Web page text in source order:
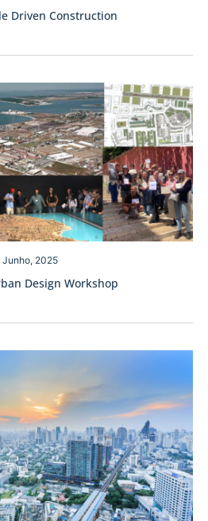
Driven Construction
Design Workshop
Junho, 2025